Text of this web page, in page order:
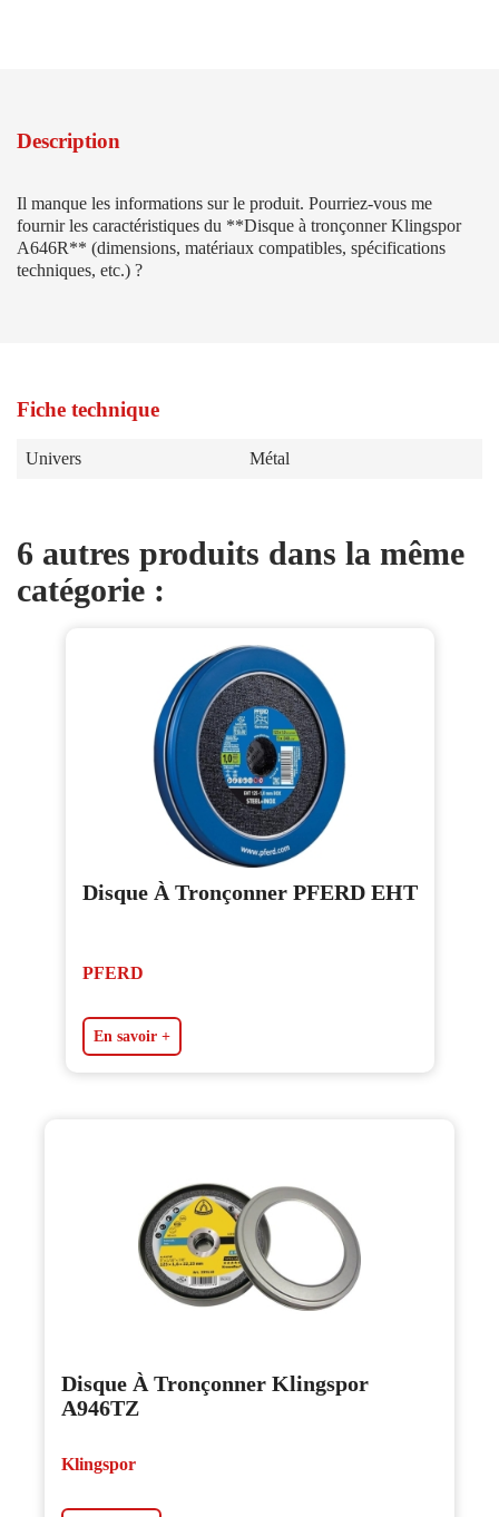
Description
Il manque les informations sur le produit. Pourriez-vous me
fournir les caractéristiques du **Disque à tronçonner Klingspor
A646R** (dimensions, matériaux compatibles, spécifications
techniques, etc.) ?
Fiche technique
Univers Métal
6 autres produits dans la même
catégorie :
Disque À Tronçonner PFERD EHT
PFERD
En savoir +
Disque À Tronçonner Klingspor
A946TZ
Klingspor